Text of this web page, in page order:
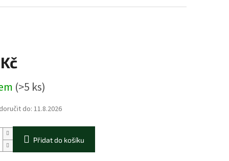
(>5 ks)
do: 11.8.2026
Přidat do košíku